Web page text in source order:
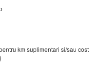
km suplimentari si/sau cost